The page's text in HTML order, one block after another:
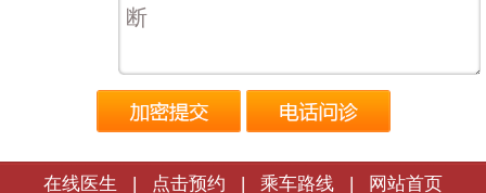
在线医生 点击预约 乘车路线 网站首页